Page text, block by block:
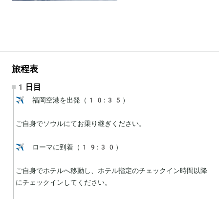
旅程表
1日目
✈️ 福岡空港を出発（10:35）
ご自身でソウルにてお乗り継ぎください。
✈️ ローマに到着（19:30）
ご自身でホテルへ移動し、ホテル指定のチェックイン時間以降
にチェックインしてください。